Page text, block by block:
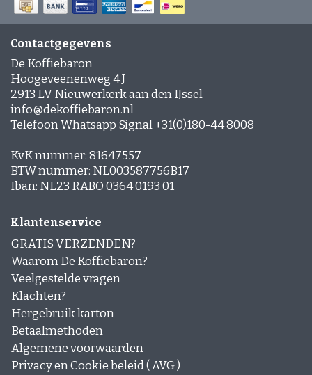
Contactgegevens
De Koffiebaron
Hoogeveenenweg 4 J
2913 LV Nieuwerkerk aan den IJssel
info@dekoffiebaron.nl
Telefoon Whatsapp Signal +31(0)180-44 8008
KvK nummer: 81647557
BTW nummer: NL003587756B17
Iban: NL23 RABO 0364 0193 01
Klantenservice
GRATIS VERZENDEN?
Waarom De Koffiebaron?
Veelgestelde vragen
Klachten?
Hergebruik karton
Betaalmethoden
Algemene voorwaarden
Privacy en Cookie beleid ( AVG )